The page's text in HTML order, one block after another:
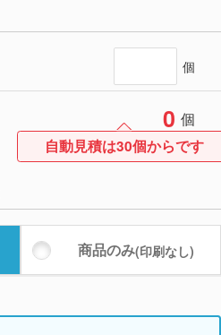
個
0 個
自動見積は30個からです
商品のみ(印刷なし)